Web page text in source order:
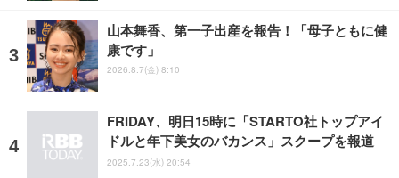
山本舞香、第一子出産を報告！「母子ともに健
康です」
2026.8.7(金) 8:10
FRIDAY、明日15時に「STARTO社トップアイ
ドルと年下美女のバカンス」スクープを報道
2025.7.23(水) 20:54